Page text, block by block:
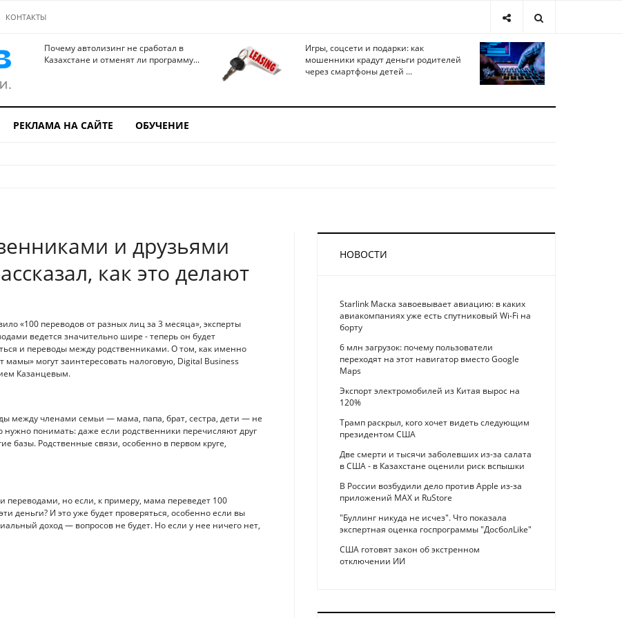
КОНТАКТЫ
Почему автолизинг не сработал в
Казахстане и отменят ли программу...
Игры, соцсети и подарки: как
мошенники крадут деньги родителей
через смартфоны детей ...
РЕКЛАМА НА САЙТЕ ОБУЧЕНИЕ
и друзьями
как это делают
«100 переводов от разных лиц за 3 месяца», эксперты
ведется значительно шире - теперь он будет
и переводы между родственниками. О том, как именно
могут заинтересовать налоговую, Digital Business
Казанцевым.
между членами семьи — мама, папа, брат, сестра, дети — не
понимать: даже если родственники перечисляют друг
базы. Родственные связи, особенно в первом круге,
но если, к примеру, мама переведет 100
деньги? И это уже будет проверяться, особенно если вы
доход — вопросов не будет. Но если у нее ничего нет,
НОВОСТИ
Starlink Маска завоевывает авиацию: в каких
авиакомпаниях уже есть спутниковый Wi-Fi на
борту
6 млн загрузок: почему пользователи
переходят на этот навигатор вместо Google
Maps
Экспорт электромобилей из Китая вырос на
120%
Трамп раскрыл, кого хочет видеть следующим
президентом США
Две смерти и тысячи заболевших из-за салата
в США - в Казахстане оценили риск вспышки
В России возбудили дело против Apple из-за
приложений MAX и RuStore
"Буллинг никуда не исчез". Что показала
экспертная оценка госпрограммы "ДосболLike"
США готовят закон об экстренном
отключении ИИ